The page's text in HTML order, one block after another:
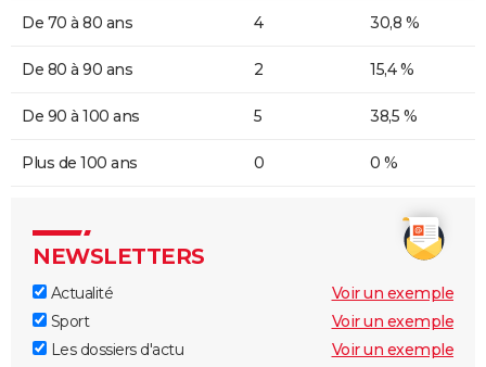
De 70 à 80 ans 4 30,8 %
De 80 à 90 ans 2 15,4 %
De 90 à 100 ans 5 38,5 %
Plus de 100 ans 0 0 %
NEWSLETTERS
Actualité
Voir un exemple
Sport
Voir un exemple
Les dossiers d'actu
Voir un exemple